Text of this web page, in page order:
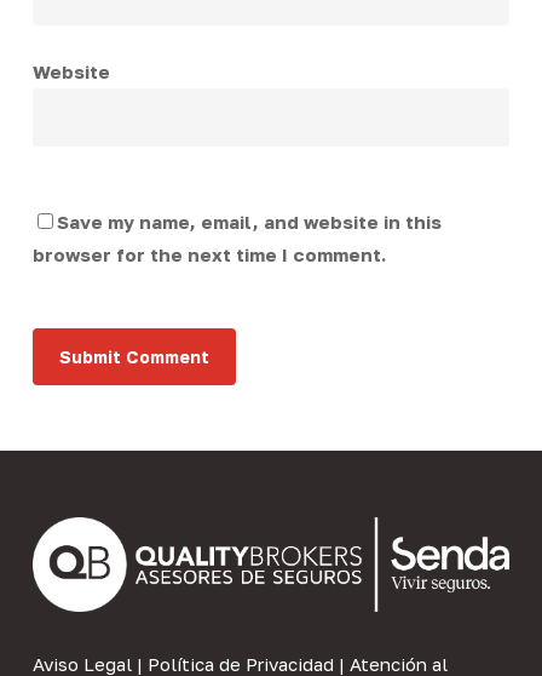
Website
Save my name, email, and website in this
browser for the next time I comment.
Aviso Legal| Política de Privacidad | Atención al